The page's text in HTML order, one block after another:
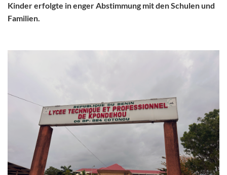
Kinder erfolgte in engerAbstimmung mit den Schulen und
Familien.